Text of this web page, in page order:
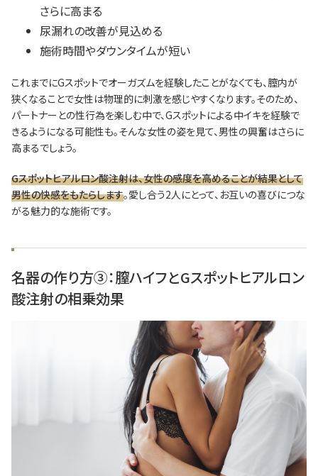
さらに高まる
尿漏れの改善が見込める
施術時間やダウンタイムが短い
これまでにGスポットでオーガズムを経験したことがなくても、膣内が
狭くなることで女性は物理的に刺激を感じやすくなります。そのため、
パートナーとの性行為を楽しむ中で、Gスポットによる中イキを経験で
きるようになる可能性も。そんな女性の姿を見て、男性の興奮はさらに
高まるでしょう。
Gスポットヒアルロン酸注射は、女性の感度を高めることが結果として
男性の快感をもたらします。愛し合う2人にとって、お互いの喜びにつな
がる魅力的な施術です。
名器の作り方③：膣ハイフとGスポットヒアルロン
酸注射の相乗効果